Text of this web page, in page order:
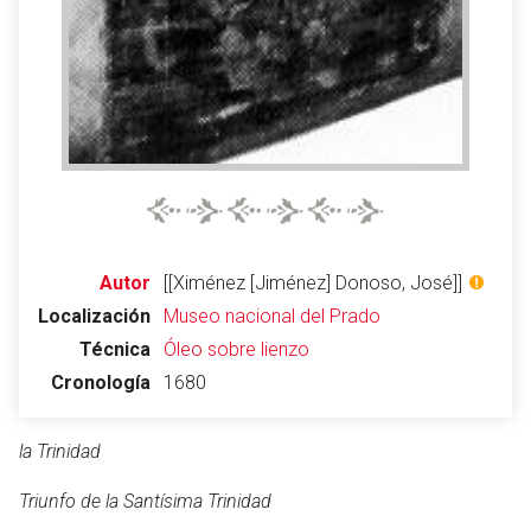
Autor
[[Ximénez [Jiménez] Donoso, José]]
Localización
Museo nacional del Prado
Técnica
Óleo sobre lienzo
Cronología
1680
la Trinidad
Triunfo de la Santísima Trinidad